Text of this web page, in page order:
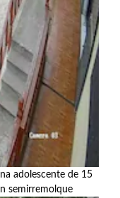
adolescente de 15
semirremolque